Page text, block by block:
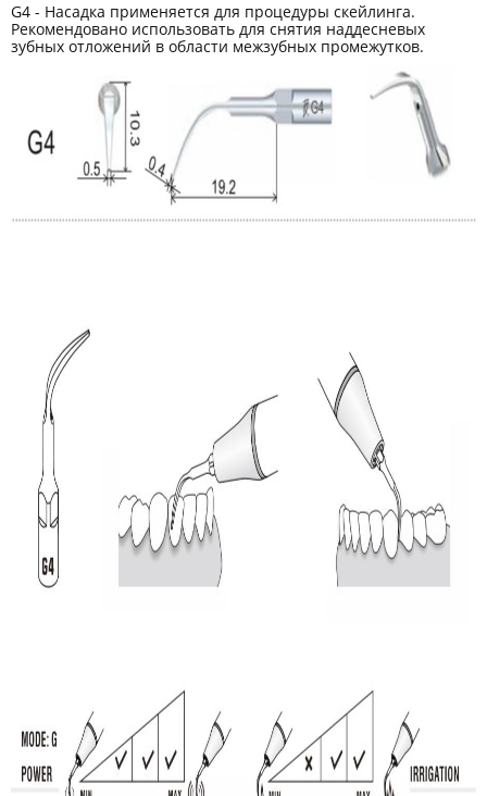
G4 - Насадка применяется для процедуры скейлинга.
Рекомендовано использовать для снятия наддесневых
зубных отложений в области межзубных промежутков.